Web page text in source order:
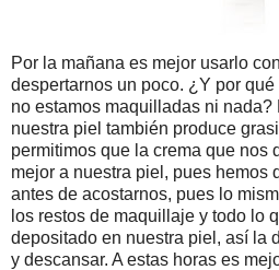
Por la mañana es mejor usarlo
despertarnos un poco. ¿Y por
no estamos maquilladas ni nada?
nuestra piel también produce
permitimos que la crema que nos
mejor a nuestra piel, pues hemos
antes de acostarnos, pues lo
los restos de maquillaje y todo lo
depositado en nuestra piel, así la
y descansar. A estas horas es